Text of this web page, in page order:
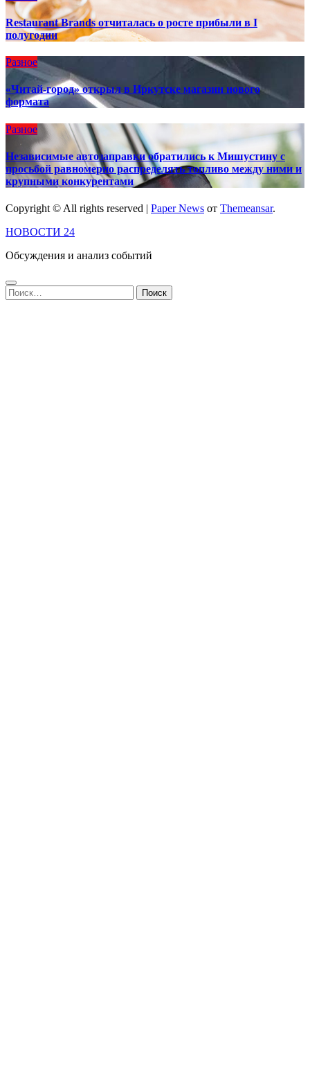
Restaurant Brands отчиталась о росте прибыли в I
полугодии
Разное
«Читай-город» открыл в Иркутске магазин нового
формата
Разное
Независимые автозаправки обратились к Мишустину с
просьбой равномерно распределять топливо между ними и
крупными конкурентами
Copyright © All rights reserved | Paper News от Themeansar.
НОВОСТИ 24
Обсуждения и анализ событий
Найти: